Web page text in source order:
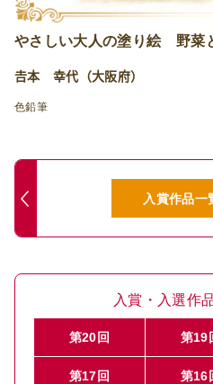
やさしい大人の塗り絵 野
𠮷本 幸代（大阪府）
色鉛筆
入賞作品一
入賞・入選作
第20回 第19
第17回 第16